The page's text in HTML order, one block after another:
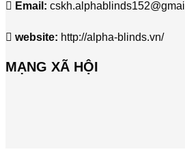
Email:
website: http://alpha-blinds.vn/
MẠNG XÃ HỘI